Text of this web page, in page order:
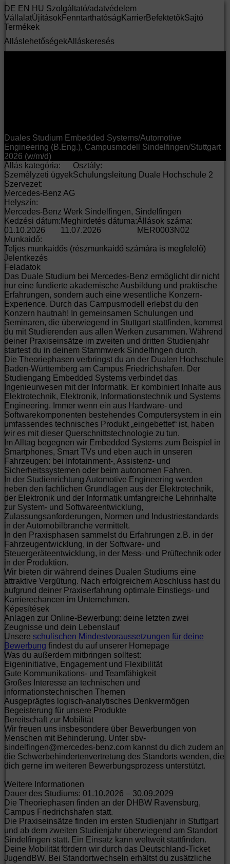
DE EN HU Szolgáltató/adatvédelem
VállalatÚjításokFenntarthatóság KarrierBefektetőkSajtó
Termékek
ÁlláslehetőségekÁlláskeresés
Duales Studium Embedded Systems/Automotive
Engineering (B.Eng.), Campusmodell Sindelfingen/Stuttgart
2026 (w/m/d)
Állás kategória:
Személyzeti ügyek
Osztály:
Schulungsleitung Duale Hochschule 2
Szervezet:
Mercedes-Benz AG
Helyszín:
Mercedes-Benz Werk Sindelfingen, Sindelfingen
Kedzési dátum:
01.10.2026
Meghirdetés dátuma:
11.07.2026
Állások száma:
MER0003N02
Munkaidő:
Teljes munkaidős (részmunkaidő számára is megfelelő)
Jelentkezés
Feladatok
Das Duale Studium bei Mercedes-Benz ermöglicht dir nicht
nur eine fundierte akademische Ausbildung und praktische
Erfahrungen, sondern auch eine wesentliche Konzern-
Experience. Durch das Campusmodell erlebst du den
Konzern hautnah! In gemeinsamen Schulungen und
Seminaren, die überwiegend in Stuttgart stattfinden, kommst
du mit Studierenden aus allen Werken zusammen. Während
deiner Praxiseinsätze im zweiten und dritten Studienjahr
startest du in deinem Stammwerk Sindelfingen durch.
Die Theoriephasen verbringst du an der Dualen Hochschule
Baden-Württemberg am Campus Friedrichshafen. Der
Studiengang Embedded Systems verbindet das
Ingenieurwesen mit der Informatik. Er kombiniert Inhalte aus
Elektrotechnik, Elektronik, Informationstechnik und Systems
Engineering. Immer wenn ein aus Hardware- und
Softwarekomponenten bestehendes Computersystem in ein
umfassendes technisches Produkt „eingebettet“ ist, haben
wir es mit dieser Querschnittstechnologie zu tun.
Im Alltag begegnen wir Embedded Systems zum Beispiel in
Smartphones, Smart TVs und eben auch in unseren
Fahrzeugen: bei Infotainment-, Assistenz- und
Sicherheitssystemen oder beim autonomen Fahren.
In der Studienrichtung Automotive Engineering werden
neben den fachlichen Grundlagen aus der Elektrotechnik,
der Elektronik und der Informatik umfangreiche Lehrinhalte
zur System- und Softwareentwicklung,
Zulassungsanforderungen, Normen und Industriestandards
in der Automobilbranche vermittelt.
In den Praxisphasen sammelst du Erfahrungen z.B. in der
Fahrzeugentwicklung, in der Software- und
Steuergeräteentwicklung, in der Mess- und Prüftechnik oder
in der Produktion.
Wir bieten dir während deines Dualen Studiums eine
attraktive Vergütung. Nach erfolgreichem Abschluss hast du
aufgrund deiner Praxiserfahrung optimale Einstiegs- und
Karrierechancen im Unternehmen.
Képesítések
Anlagen zur Online-Bewerbung: deine letzten zwei
Zeugnisse und dein Lebenslauf
Unsere schulischen Mindestvoraussetzungen für deine
Bewerbung findest du auf unserer Homepage
Was du außerdem mitbringen solltest:
Eigeninitiative, Engagement und Flexibilität
Gute Kommunikations- und Teamfähigkeit
Großes Interesse an technischen und
informationstechnischen Themen
Ausgeprägtes logisch-analytisches Denkvermögen
Begeisterung für unsere Produkte
Bereitschaft zur Mobilität
Wir freuen uns insbesondere über Bewerbungen von
Menschen mit Behinderung. Unter sbv-
sindelfingen@mercedes-benz.com kannst du dich zudem an
die Schwerbehindertenvertretung des Standorts wenden, die
dich gerne im weiteren Bewerbungsprozess unterstützt.
Weitere Informationen
Dauer des Studiums: 01.10.2026 – 30.09.2029
Die Theoriephasen finden an der DHBW Ravensburg,
Campus Friedrichshafen statt.
Die Praxiseinsätze finden im ersten Studienjahr in Stuttgart
und ab dem zweiten Studienjahr überwiegend am Standort
Sindelfingen statt. Ein Einsatz kann weltweit stattfinden.
Deine Mobilität fördern wir durch das Deutschland-Ticket
JugendBW. Bei Standortwechseln erhältst du zusätzliche